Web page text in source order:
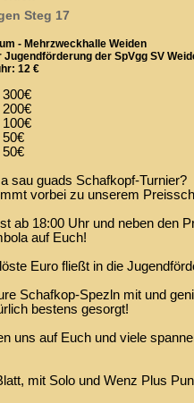
Steg 17
- Mehrzweckhalle Weiden
Jugendförderung der SpVgg SV
12 €
sau guads Schafkopf-Turnier?
vorbei zu unserem
ab 18:00 Uhr und neben den
auf Euch!
Euro fließt in die
Schafkop-Spezln mit und
bestens gesorgt!
uns auf Euch und viele
mit Solo und Wenz Plus